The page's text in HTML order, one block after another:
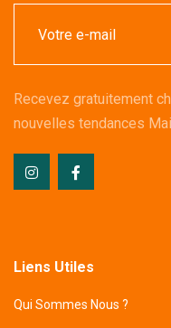
Recevez gratuitement
nouvelles tendances
Liens Utiles
Qui Sommes Nous ?